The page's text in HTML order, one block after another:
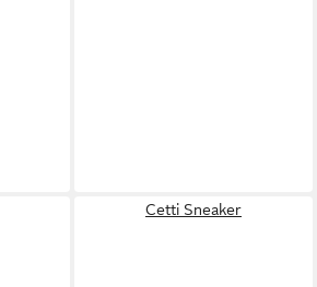
Cetti Sneaker